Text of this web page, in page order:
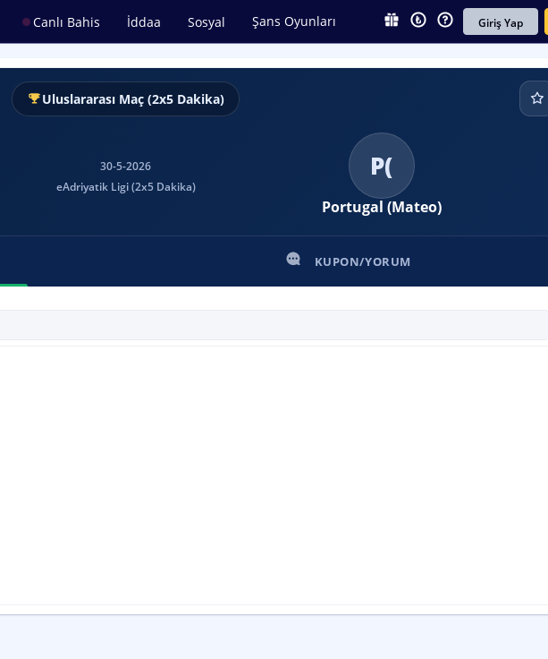
Canlı Bahis İddaa Sosyal Şans Oyunları Giriş Yap
Uluslararası Maç (2x5 Dakika)
30-5-2026
eAdriyatik Ligi (2x5 Dakika)
P(
Portugal (Mateo)
KUPON/YORUM